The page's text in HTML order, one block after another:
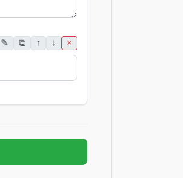
✎ ⧉ ↑ ↓ ×